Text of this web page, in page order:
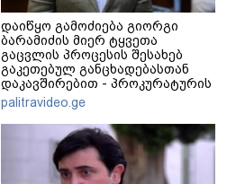
დაიწყო გამოძიება გიორგი
ბარამიძის მიერ ტყვეთა
გაცვლის პროცესის შესახებ
გაკეთებულ განცხადებასთან
დაკავშირებით - პროკურატურის
განცხადება
palitravideo.ge